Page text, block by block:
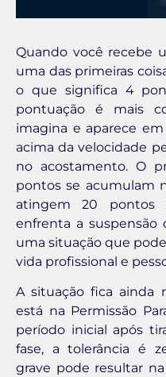
Quando você recebe
uma das primeiras
o que significa 4
pontuação é mais
imagina e aparece
acima da velocidade
no acostamento. O
pontos se acumulam
atingem 20 pontos
enfrenta a
uma situação que
vida profissional e
A situação fica ainda
está na Permissão
período inicial após
fase, a tolerância é
grave pode resultar